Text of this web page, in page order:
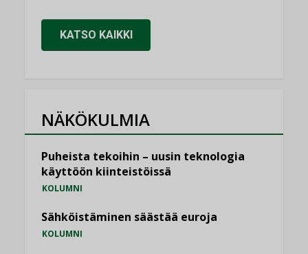
KATSO KAIKKI
NÄKÖKULMIA
Puheista tekoihin – uusin teknologia
käyttöön kiinteistöissä
KOLUMNI
Sähköistäminen säästää euroja
KOLUMNI